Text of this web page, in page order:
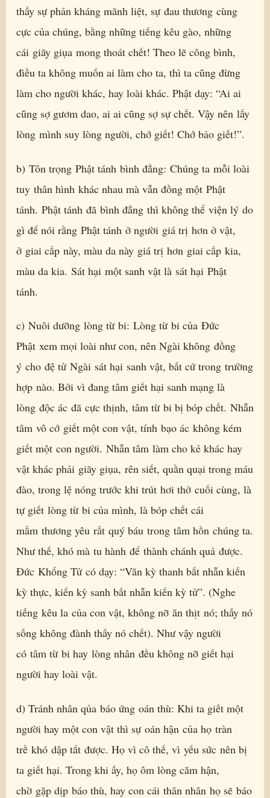
thấy sự phản kháng mãnh liệt, sự đau thương cùng
cực của chúng, bằng những tiếng kêu gào, những
cái giãy giụa mong thoát chết! Theo lẽ công bình,
đìều ta không muốn ai làm cho ta, thì ta cũng đừng
làm cho người khác, hay loài khác. Phật dạy: “Ai ai
cũng sợ gươm dao, ai ai cũng sợ sự chết. Vậy nên lấy
lòng mình suy lòng người, chớ giết! Chớ bảo giết!”.
b) Tôn trọng Phật tánh bình đẳng: Chúng ta mỗi loài
tuy thân hình khác nhau mà vẫn đồng một Phật
tánh. Phật tánh đã bình đẳng thì không thể viện lý do
gì để nói rằng Phật tánh ở người giá trị hơn ở vật,
ở giai cấp này, màu da này giá trị hơn giai cấp kia,
màu da kia. Sát hại một sanh vật là sát hại Phật
tánh.
c) Nuôi dưỡng lòng từ bi: Lòng từ bi của Đức
Phật xem mọi loài như con, nên Ngài không đồng
ý cho đệ tử Ngài sát hại sanh vật, bất cứ trong trường
hợp nào. Bởi vì đang tâm giết hại sanh mạng là
lòng độc ác đã cực thịnh, tâm từ bi bị bóp chết. Nhẫn
tâm vô cớ giết một con vật, tính bạo ác không kém
giết một con người. Nhẫn tâm làm cho kẻ khác hay
vật khác phải giãy giụa, rên siết, quằn quại trong máu
đào, trong lệ nóng trước khi trút hơi thở cuối cùng, là
tự giết lòng từ bi của mình, là bóp chết cái
mầm thương yêu rất quý báu trong tâm hồn chúng ta.
Như thế, khó mà tu hành để thành chánh quả được.
Đức Khổng Tử có dạy: “Văn kỳ thanh bất nhẫn kiến
kỳ thực, kiến kỳ sanh bất nhẫn kiến kỳ tử”. (Nghe
tiếng kêu la của con vật, không nỡ ăn thịt nó; thấy nó
sống không đành thấy nó chết). Như vậy người
có tâm từ bi hay lòng nhân đều không nỡ giết hại
người hay loài vật.
d) Tránh nhân qủa báo ứng oán thù: Khi ta giết một
người hay một con vật thì sự oán hận của họ tràn
trề khó dập tắt được. Họ vì cô thế, vì yếu sức nên bị
ta giết hại. Trong khi ấy, họ ôm lòng căm hận,
chờ gặp dịp báo thù, hay con cái thân nhân họ sẽ báo